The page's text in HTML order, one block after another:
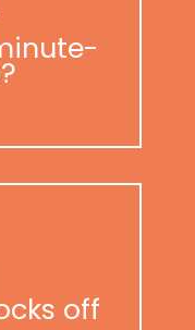
off